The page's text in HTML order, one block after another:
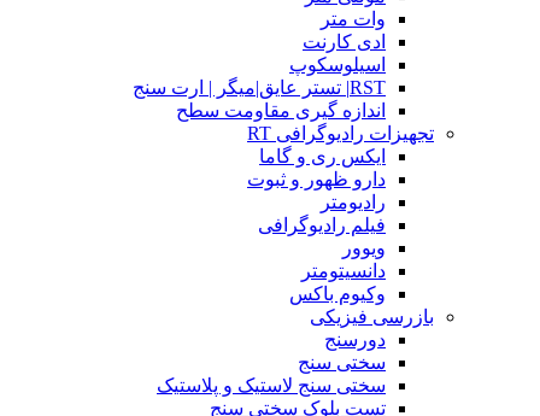
وات متر
ادی کارنت
اسیلوسکوپ
RST| تستر عایق|میگر | ارت سنج
اندازه گیری مقاومت سطح
تجهیزات رادیوگرافی RT
ایکس ری و گاما
دارو ظهور و ثبوت
رادیومتر
فیلم رادیوگرافی
ویوور
دانسیتومتر
وکیوم باکس
بازرسی فیزیکی
دورسنج
سختی سنج
سختی سنج لاستیک و پلاستیک
تست بلوک سختی سنج